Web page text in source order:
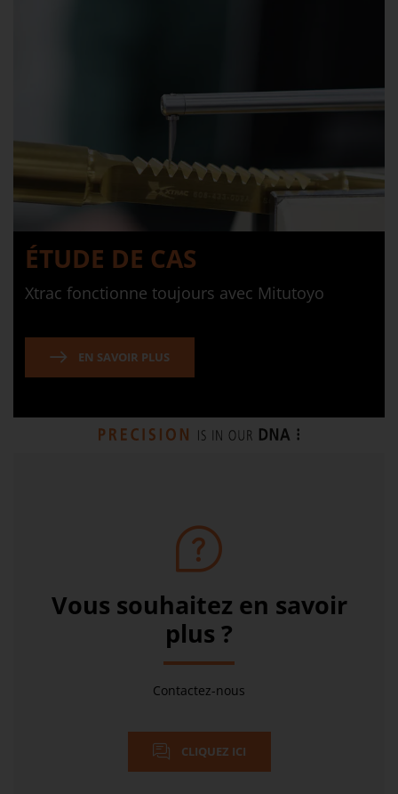
ÉTUDE DE CAS
Xtrac fonctionne toujours avec Mitutoyo
EN SAVOIR PLUS
Vous souhaitez en savoir
plus ?
Contactez-nous
CLIQUEZ ICI